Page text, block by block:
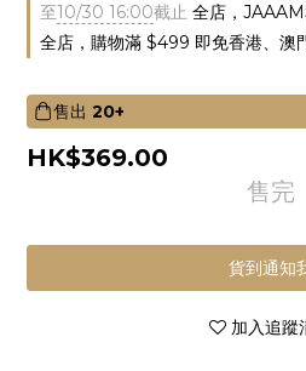
至10/30 16:00截止 全店，
全店，購物滿 $499 即免香港、澳
售出 20+
HK$369.00
售完
貨到通知
加入追蹤